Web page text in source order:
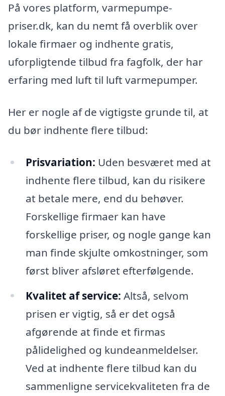
På vores platform, varmepumpe-
priser.dk, kan du nemt få overblik over
lokale firmaer og indhente gratis,
uforpligtende tilbud fra fagfolk, der har
erfaring med luft til luft varmepumper.
Her er nogle af de vigtigste grunde til, at
du bør indhente flere tilbud:
Prisvariation: Uden besværet med at
indhente flere tilbud, kan du risikere
at betale mere, end du behøver.
Forskellige firmaer kan have
forskellige priser, og nogle gange kan
man finde skjulte omkostninger, som
først bliver afsløret efterfølgende.
Kvalitet af service: Altså, selvom
prisen er vigtig, så er det også
afgørende at finde et firmas
pålidelighed og kundeanmeldelser.
Ved at indhente flere tilbud kan du
sammenligne servicekvaliteten fra de